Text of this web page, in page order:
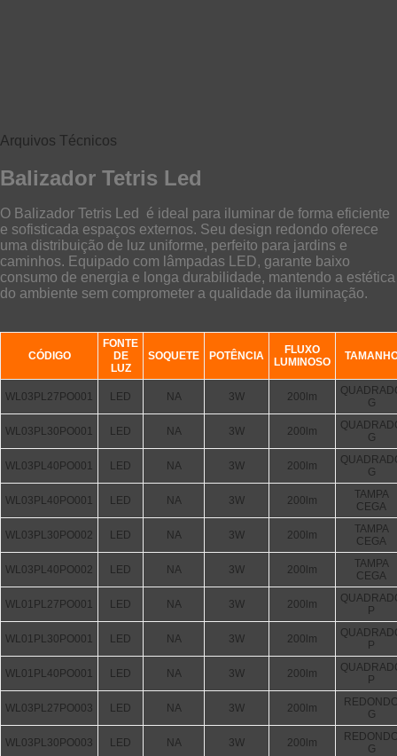
Arquivos Técnicos
Balizador Tetris Led
O Balizador Tetris Led é ideal para iluminar de forma eficiente
e sofisticada espaços externos. Seu design redondo oferece
uma distribuição de luz uniforme, perfeito para jardins e
caminhos. Equipado com lâmpadas LED, garante baixo
consumo de energia e longa durabilidade, mantendo a estética
do ambiente sem comprometer a qualidade da iluminação.
CÓDIGO
FONTE
DE
LUZ
SOQUETE POTÊNCIA
FLUXO
LUMINOSO
WL03PL27PO001 LED NA 3W 200lm
G
WL03PL30PO001 LED NA 3W 200lm
G
WL03PL40PO001 LED NA 3W 200lm
G
WL03PL40PO001 LED NA 3W 200lm
TAMPA
CEGA
WL03PL30PO002 LED NA 3W 200lm
TAMPA
CEGA
WL03PL40PO002 LED NA 3W 200lm
TAMPA
CEGA
WL01PL27PO001 LED NA 3W 200lm
P
WL01PL30PO001 LED NA 3W 200lm
P
WL01PL40PO001 LED NA 3W 200lm
P
WL03PL27PO003 LED NA 3W 200lm
G
WL03PL30PO003 LED NA 3W 200lm
G